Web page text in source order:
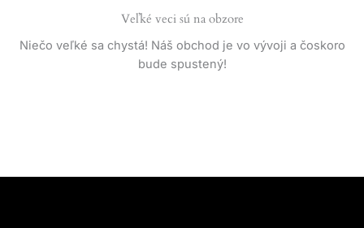
Veľké veci sú na obzore
Niečo veľké sa chystá! Náš obchod je vo vývoji a čoskoro
bude spustený!